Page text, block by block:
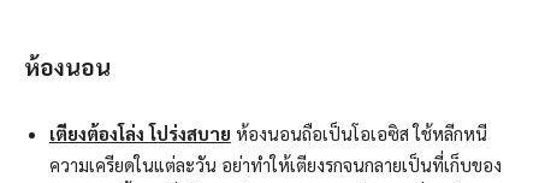
ห้องนอน
เตียงต้องโล่ง โปร่งสบาย ห้องนอนถือเป็นโอเอซิส ใช้หลีกหนี
ความเครียดในแต่ละวัน อย่าทำให้เตียงรกจนกลายเป็นที่เก็บของ